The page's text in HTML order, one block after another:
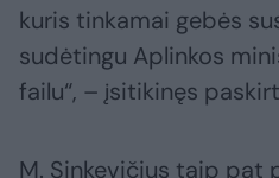
kuris tinkamai gebės
sudėtingu Aplinkos
failu“, – įsitikinęs
M. Sinkevičius taip pat